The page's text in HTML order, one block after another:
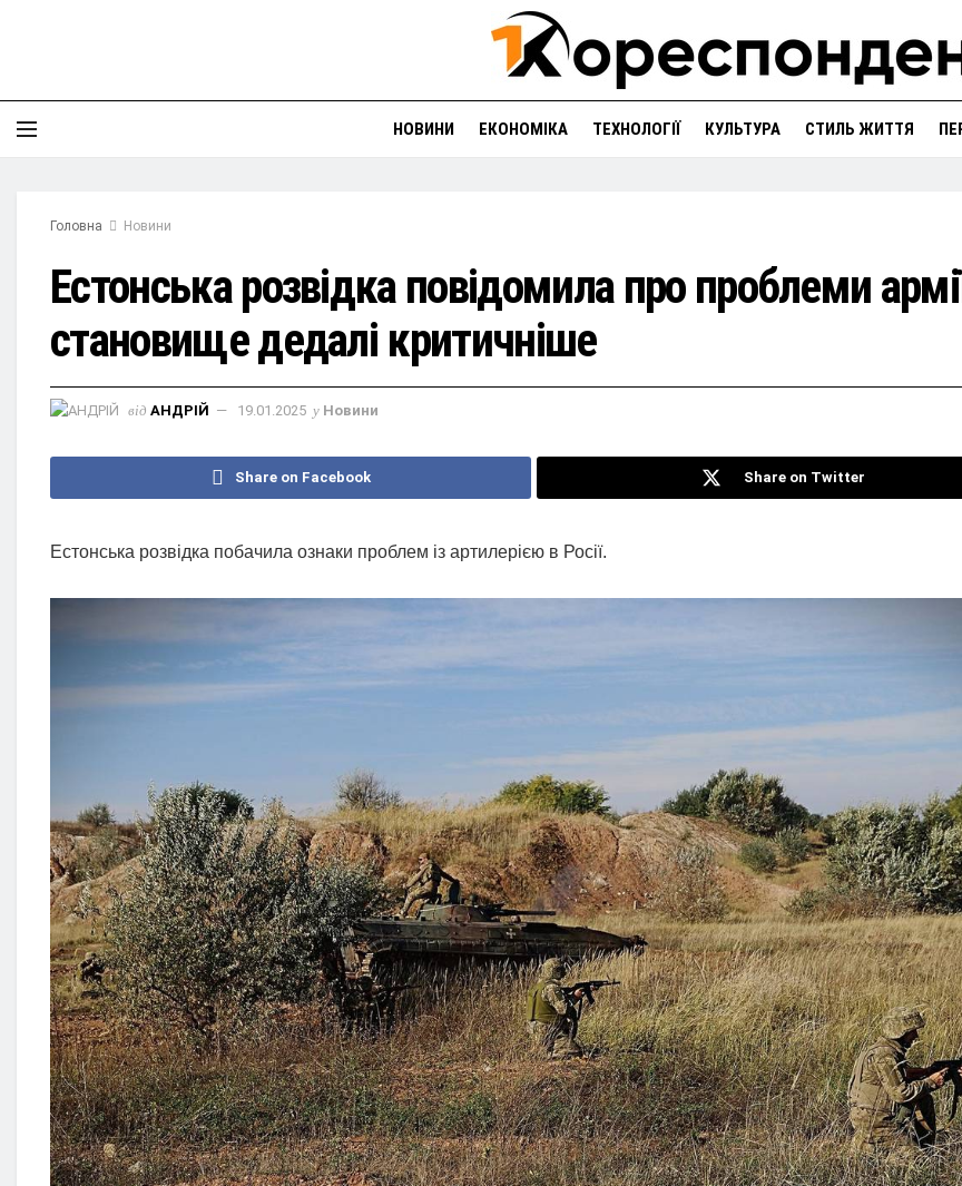
НОВИНИ ЕКОНОМІКА ТЕХНОЛОГІЇ КУЛЬТУРА СТИЛЬ ЖИТТЯ
Головна Новини
Естонська розвідка повідомила про проблеми
становище дедалі критичніше
від АНДРІЙ 19.01.2025 у Новини
Share on Facebook Share on Twitter
Естонська розвідка побачила ознаки проблем із артилерією в Росії.